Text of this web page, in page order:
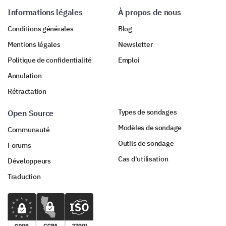
Informations légales
Conditions générales
Mentions légales
Politique de confidentialité
Annulation
Rétractation
À propos de nous
Blog
Newsletter
Emploi
Open Source
Communauté
Forums
Développeurs
Traduction
Types de sondages
Modèles de sondage
Outils de sondage
Cas d'utilisation